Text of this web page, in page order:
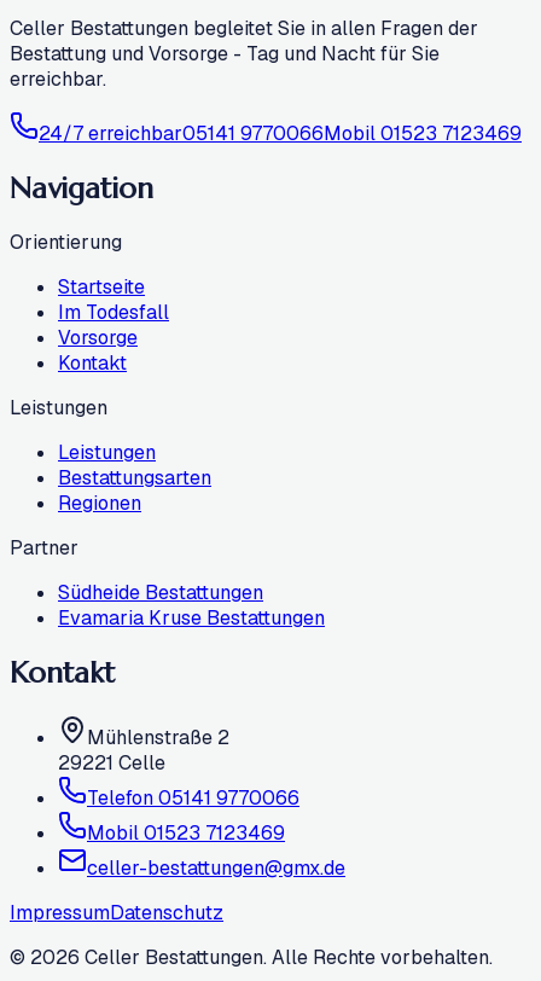
Celler Bestattungen begleitet Sie in allen Fragen der
Bestattung und Vorsorge - Tag und Nacht für Sie
erreichbar.
24/7 erreichbar05141 9770066Mobil01523 7123469
Navigation
Orientierung
Startseite
Im Todesfall
Vorsorge
Kontakt
Leistungen
Leistungen
Bestattungsarten
Regionen
Partner
Südheide Bestattungen
Evamaria Kruse Bestattungen
Kontakt
Mühlenstraße 2
29221 Celle
Telefon05141 9770066
Mobil01523 7123469
celler-bestattungen@gmx.de
ImpressumDatenschutz
© 2026 Celler Bestattungen. Alle Rechte vorbehalten.